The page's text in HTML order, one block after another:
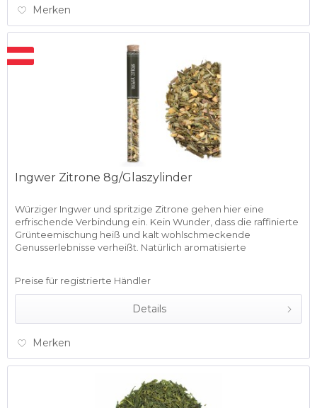
Merken
Ingwer Zitrone 8g/Glaszylinder
Würziger Ingwer und spritzige Zitrone gehen hier eine
erfrischende Verbindung ein. Kein Wunder, dass die raffinierte
Grünteemischung heiß und kalt wohlschmeckende
Genusserlebnisse verheißt. Natürlich aromatisierte
Preise für registrierte Händler
Details
Merken